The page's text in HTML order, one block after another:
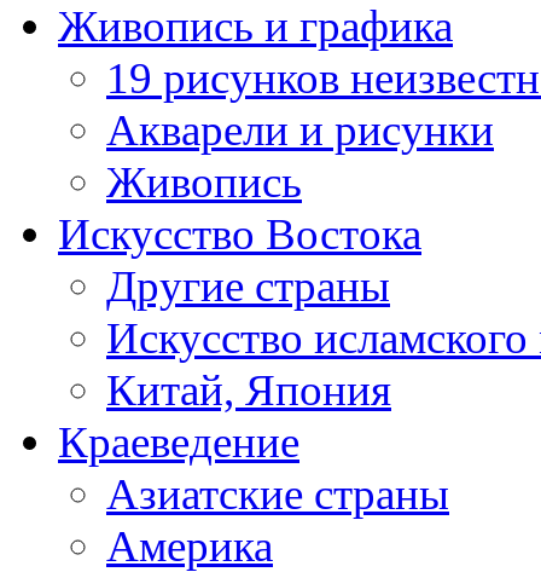
Живопись и графика
19 рисунков
Акварели и рисунки
Живопись
Искусство Востока
Другие страны
Искусство
Китай, Япония
Краеведение
Азиатские страны
Америка